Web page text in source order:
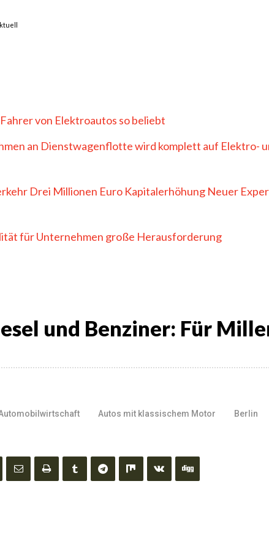
von Elektroautos so beliebt
an Dienstwagenflotte wird komplett auf Elektro-
Drei Millionen Euro Kapitalerhöhung Neuer
für Unternehmen große Herausforderung
und Benziner: Für
Autos mit klassischem Motor Berlin